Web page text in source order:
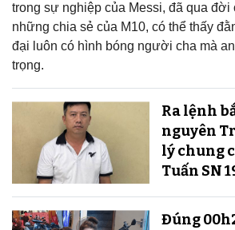
trong sự nghiệp của Messi, đã qua đời
những chia sẻ của M10, có thể thấy
đại luôn có hình bóng người cha mà
trọng.
Ra lệnh
nguyên
lý chung
Tuấn SN
Đúng